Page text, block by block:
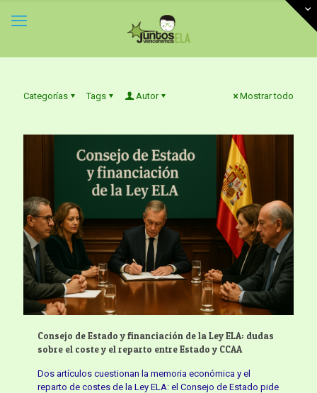
Categorías Tags Autor Mostrar todo
Consejo de Estado y financiación de la Ley ELA: dudas
sobre el coste y el reparto entre Estado y CCAA
Dos artículos cuestionan la memoria económica y el
reparto de costes de la Ley ELA: el Consejo de Estado pide